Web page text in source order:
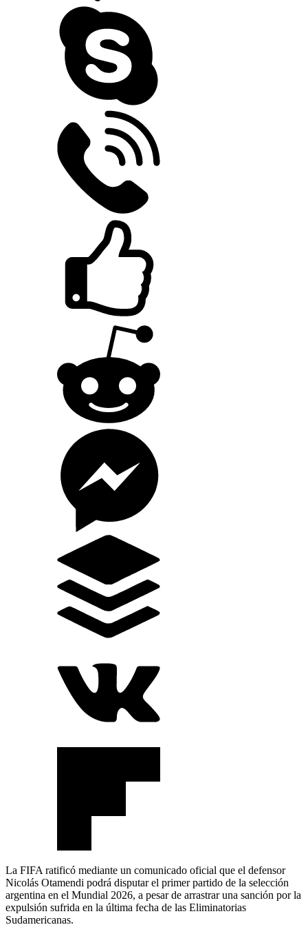
La FIFA ratificó mediante un comunicado oficial que el defensor
Nicolás Otamendi podrá disputar el primer partido de la selección
argentina en el Mundial 2026, a pesar de arrastrar una sanción por la
expulsión sufrida en la última fecha de las Eliminatorias
Sudamericanas.